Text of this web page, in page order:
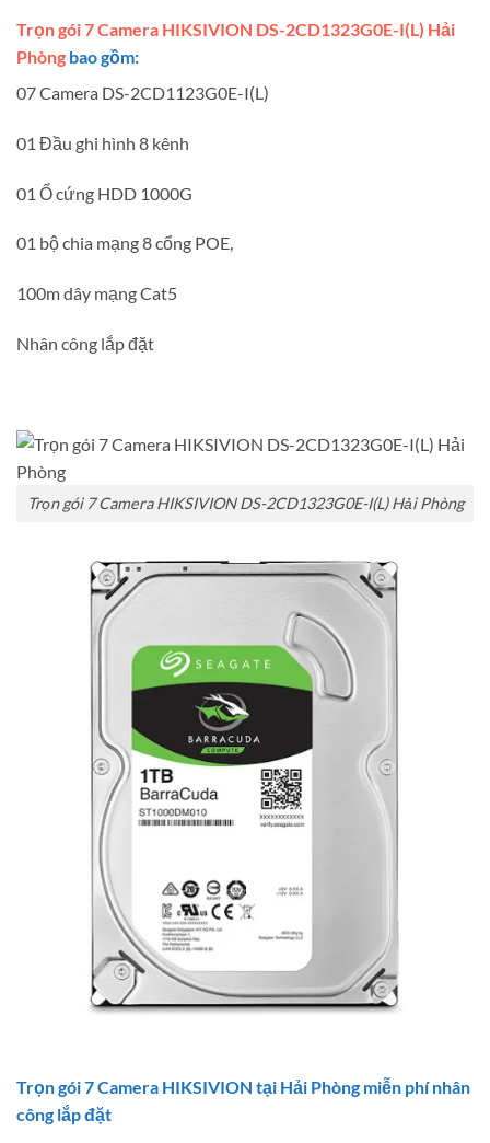
Trọn gói 7 Camera HIKSIVION DS-2CD1323G0E-I(L) Hải
Phòng bao gồm:
07 Camera DS-2CD1123G0E-I(L)
01 Đầu ghi hình 8 kênh
01 Ổ cứng HDD 1000G
01 bộ chia mạng 8 cổng POE,
100m dây mạng Cat5
Nhân công lắp đặt
Trọn gói 7 Camera HIKSIVION DS-2CD1323G0E-I(L) Hải Phòng
Trọn gói 7 Camera HIKSIVION tại Hải Phòng miễn phí nhân
công lắp đặt